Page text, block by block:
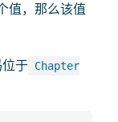
值，那么该值
于 Chapter